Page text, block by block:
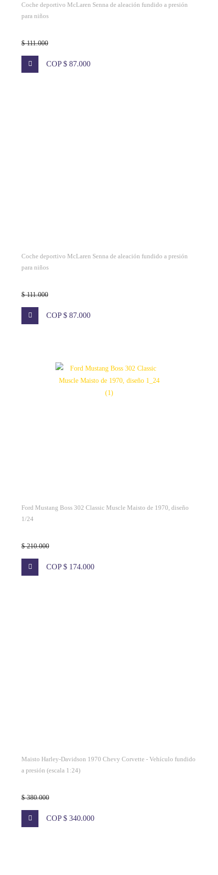
Coche deportivo McLaren Senna de aleación fundido a presión
para niños
$ 111.000
COP $ 87.000
Coche deportivo McLaren Senna de aleación fundido a presión
para niños
$ 111.000
COP $ 87.000
Ford Mustang Boss 302 Classic Muscle Maisto de 1970, diseño
1/24
$ 210.000
COP $ 174.000
Maisto Harley-Davidson 1970 Chevy Corvette - Vehículo fundido
a presión (escala 1:24)
$ 380.000
COP $ 340.000